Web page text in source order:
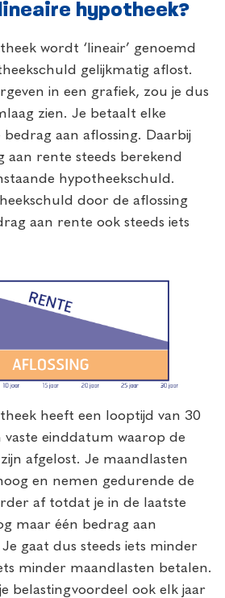
hypotheek?
wordt ‘lineair’ genoemd
gelijkmatig aflost.
in een grafiek, zou je dus
zien. Je betaalt elke
aan aflossing. Daarbij
rente steeds berekend
hypotheekschuld.
door de aflossing
aan rente ook steeds iets
heeft een looptijd van 30
vaste einddatum waarop de
afgelost. Je maandlasten
en nemen gedurende de
af totdat je in de laatste
maar één bedrag aan
gaat dus steeds iets minder
minder maandlasten betalen.
belastingvoordeel ook elk jaar